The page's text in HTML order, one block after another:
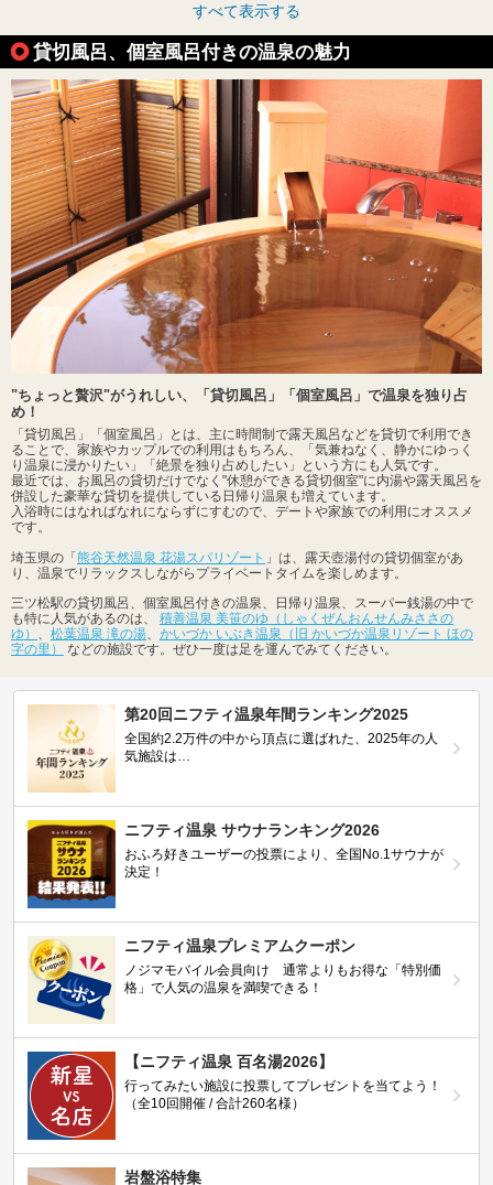
すべて表示する
貸切風呂、個室風呂付きの温泉の魅力
"ちょっと贅沢"がうれしい、「貸切風呂」「個室風呂」で温泉を独り占
め！
「貸切風呂」「個室風呂」とは、主に時間制で露天風呂などを貸切で利用でき
ることで、家族やカップルでの利用はもちろん、「気兼ねなく、静かにゆっく
り温泉に浸かりたい」「絶景を独り占めしたい」という方にも人気です。
最近では、お風呂の貸切だけでなく"休憩ができる貸切個室"に内湯や露天風呂を
併設した豪華な貸切を提供している日帰り温泉も増えています。
入浴時にはなればなれにならずにすむので、デートや家族での利用にオススメ
です。
埼玉県の「 熊谷天然温泉 花湯スパリゾート 」は、露天壺湯付の貸切個室があ
り、温泉でリラックスしながらプライベートタイムを楽しめます。
三ツ松駅の貸切風呂、個室風呂付きの温泉、日帰り温泉、スーパー銭湯の中で
も特に人気があるのは、 積善温泉 美笹のゆ（しゃくぜんおんせんみささの
ゆ） 、 松葉温泉 滝の湯、 かいづか いぶき温泉（旧 かいづか温泉リゾート ほの
字の里）
などの施設です。ぜひ一度は足を運んでみてください。
第20回ニフティ温泉年間ランキング2025
全国約2.2万件の中から頂点に選ばれた、2025年の人
気施設は…
ニフティ温泉 サウナランキング2026
おふろ好きユーザーの投票により、全国No.1サウナが
決定！
ニフティ温泉プレミアムクーポン
ノジマモバイル会員向け 通常よりもお得な「特別価
格」で人気の温泉を満喫できる！
【ニフティ温泉 百名湯2026】
行ってみたい施設に投票してプレゼントを当てよう！
（全10回開催 / 合計260名様）
岩盤浴特集